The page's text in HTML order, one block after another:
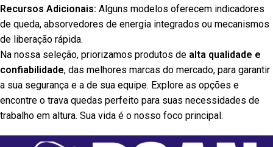
Recursos Adicionais: Alguns modelos oferecem indicadores
de queda, absorvedores de energia integrados ou mecanismos
de liberação rápida.
Na nossa seleção, priorizamos produtos de alta qualidade e
confiabilidade, das melhores marcas do mercado, para garantir
a sua segurança e a de sua equipe. Explore as opções e
encontre o trava quedas perfeito para suas necessidades de
trabalho em altura. Sua vida é o nosso foco principal.